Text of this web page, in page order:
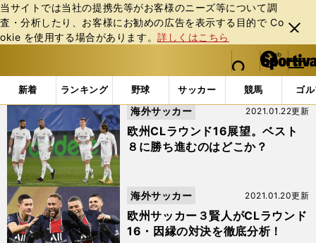
当サイトでは当社の提携先等がお客様のニーズ等について調
査・分析したり、お客様にお勧めの広告を表⽰する⽬的で Co
okie を使⽤する場合があります。詳しくはこちら
閉じ
る
web Sportiva (webスポルティーバ)
検索
マイペ
ー
ジ
メニュ
新着 ランキング 野球 サッカー 競馬 ゴ
b
ス
ポ
ル
テ
ィ
ー
バ
「ワールドフットボール観戦術」の検索結果
欧州CLラウンド16展望。ベスト
８に勝ち進むのはどこか？
2021.01.22更新
海外サッカー
欧州サッカー３賢人がCLラウンド
16・因縁の対決を徹底分析！
2021.01.20更新
海外サッカー